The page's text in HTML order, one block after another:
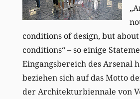
conditions of design, but
conditions“ – so einige
Eingangsbereich des Arsenal
beziehen sich auf das Motto
der Architekturbiennale von